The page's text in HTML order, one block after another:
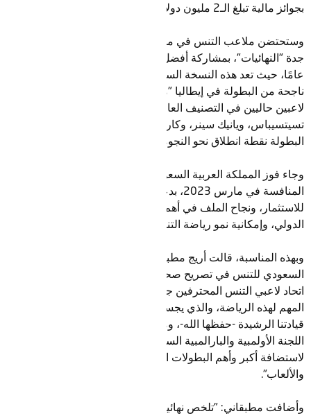
بجوائز مالية تبلغ الـ2 مليون دولار أمريكي.
وستحتضن ملاعب التنس في مدينة الملك عبدالله الرياضية بمدينة
عامًا، حيث تعد هذه النسخة السادسة للنهائيات بعد خمس نسخ
لاعبين حاليين في التصنيف العالمي، يتقدمهم ستيفانوس
تسيتسيباس، ويانيك سينر، وكارلوس ألكاراز، وهو ما جعل من هذه
البطولة نقطة انطلاق نحو النجومية.
وجاء فوز المملكة العربية السعودية، بعد تقييم العديد من الملفات
المنافسة في مارس 2023، بدعم من مجموعة ديلويت الرياضية
للاستثمار، ونجاح الملف في أهم المعايير، مثل المكان، والاتصال
الدولي، وإمكانية نمو رياضة التنس في البلد المستضيف.
وبهذه المناسبة، قالت أريج مطبقاني، رئيس مجلس إدارة الاتحاد
السعودي للتنس في تصريح صحفي: “نحن فخورون للغاية باختيار
اتحاد لاعبي التنس المحترفين جدة كموقع لاستضافة مثل هذا الحدث
المهم لهذه الرياضة، والذي يجسد حجم الدعم والاهتمام من قبل
قيادتنا الرشيدة -حفظها الله-، ومتابعة سمو وزير الرياضة رئيس
اللجنة الأولمبية والبارالمبية السعودية، والذي جعل المملكة وجهة
لاستضافة أكبر وأهم البطولات العالمية في مختلف الرياضات
والألعاب".
وأضافت مطبقاني: "تلخص نهائيات الجيل القادم من اتحاد لاعبي